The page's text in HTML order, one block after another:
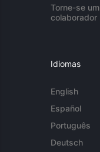
Torne-se um
colaborador
Idiomas
English
Español
Português
Deutsch